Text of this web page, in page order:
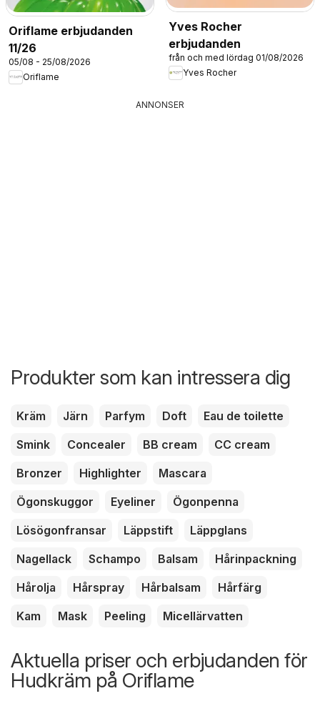
Oriflame erbjudanden
11/26
05/08 - 25/08/2026
Oriflame
Yves Rocher
erbjudanden
från och med lördag 01/08/2026
Yves Rocher
ANNONSER
Produkter som kan intressera dig
Kräm Järn Parfym Doft
Eau de toilette
Smink
Concealer BB cream
CC cream
Bronzer
Highlighter
Mascara
Ögonskuggor
Eyeliner
Ögonpenna
Lösögonfransar
Läppstift
Läppglans
Nagellack
Schampo Balsam
Hårinpackning
Hårolja
Hårspray Hårbalsam
Hårfärg
Kam
Mask Peeling Micellärvatten
Aktuella priser och erbjudanden för
Hudkräm på Oriflame